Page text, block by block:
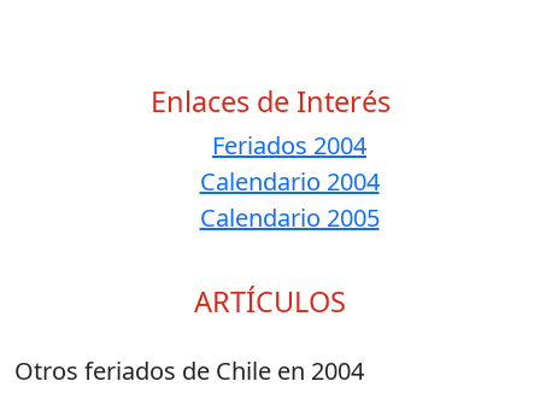
Enlaces de Interés
Feriados 2004
Calendario 2004
Calendario 2005
ARTÍCULOS
Otros feriados de Chile en 2004